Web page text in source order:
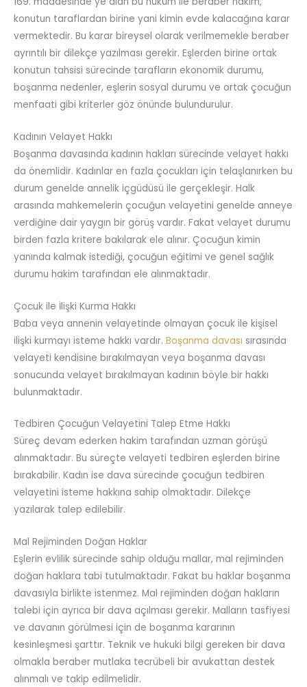
konutun taraflardan birine yani kimin evde kalacağına karar
vermektedir. Bu karar bireysel olarak verilmemekle beraber
ayrıntılı bir dilekçe yazılması gerekir. Eşlerden birine ortak
konutun tahsisi sürecinde tarafların ekonomik durumu,
boşanma nedenler, eşlerin sosyal durumu ve ortak çocuğun
menfaati gibi kriterler göz önünde bulundurulur.
Kadının Velayet Hakkı
Boşanma davasında kadının hakları sürecinde velayet hakkı
da önemlidir. Kadınlar en fazla çocukları için telaşlanırken bu
durum genelde annelik içgüdüsü ile gerçekleşir. Halk
arasında mahkemelerin çocuğun velayetini genelde anneye
verdiğine dair yaygın bir görüş vardır. Fakat velayet durumu
birden fazla kritere bakılarak ele alınır. Çocuğun kimin
yanında kalmak istediği, çocuğun eğitimi ve genel sağlık
durumu hakim tarafından ele alınmaktadır.
Çocuk ile İlişki Kurma Hakkı
Baba veya annenin velayetinde olmayan çocuk ile kişisel
ilişki kurmayı isteme hakkı vardır. Boşanma davası sırasında
velayeti kendisine bırakılmayan veya boşanma davası
sonucunda velayet bırakılmayan kadının böyle bir hakkı
bulunmaktadır.
Tedbiren Çocuğun Velayetini Talep Etme Hakkı
Süreç devam ederken hakim tarafından uzman görüşü
alınmaktadır. Bu süreçte velayeti tedbiren eşlerden birine
bırakabilir. Kadın ise dava sürecinde çocuğun tedbiren
velayetini isteme hakkına sahip olmaktadır. Dilekçe
yazılarak talep edilebilir.
Mal Rejiminden Doğan Haklar
Eşlerin evlilik sürecinde sahip olduğu mallar, mal rejiminden
doğan haklara tabi tutulmaktadır. Fakat bu haklar boşanma
davasıyla birlikte istenmez. Mal rejiminden doğan hakların
talebi için ayrıca bir dava açılması gerekir. Malların tasfiyesi
ve davanın görülmesi için de boşanma kararının
kesinleşmesi şarttır. Teknik ve hukuki bilgi gereken bir dava
olmakla beraber mutlaka tecrübeli bir avukattan destek
alınmalı ve takip edilmelidir.